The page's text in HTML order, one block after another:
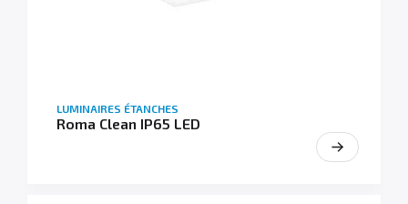
LUMINAIRES ÉTANCHES
Roma Clean IP65 LED